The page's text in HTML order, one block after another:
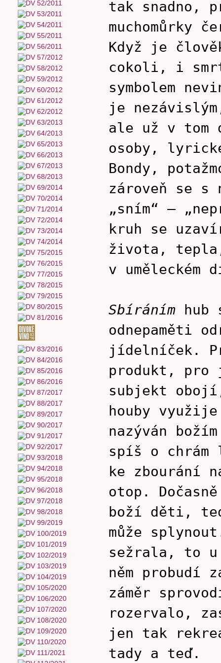
tak snadno,
muchomůrky
Když je
cokoli, i
symbolem
je
ale už v tom
osoby,
Bondy,
zároveň se
„sním“ –
kruh se
života,
v
Sbíráním hub
odnepaměti
jídelníček.
produkt, pro
subjekt
houby
nazýván
spíš o chrám
ke zbourání
otop.
boží děti,
může
sežrala, to u
něm probudí
záměr
rozervalo,
jen tak
tady a teď.